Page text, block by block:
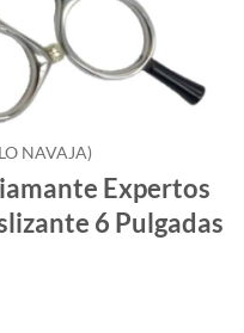
NAVAJA)
Expertos
6 Pulgadas